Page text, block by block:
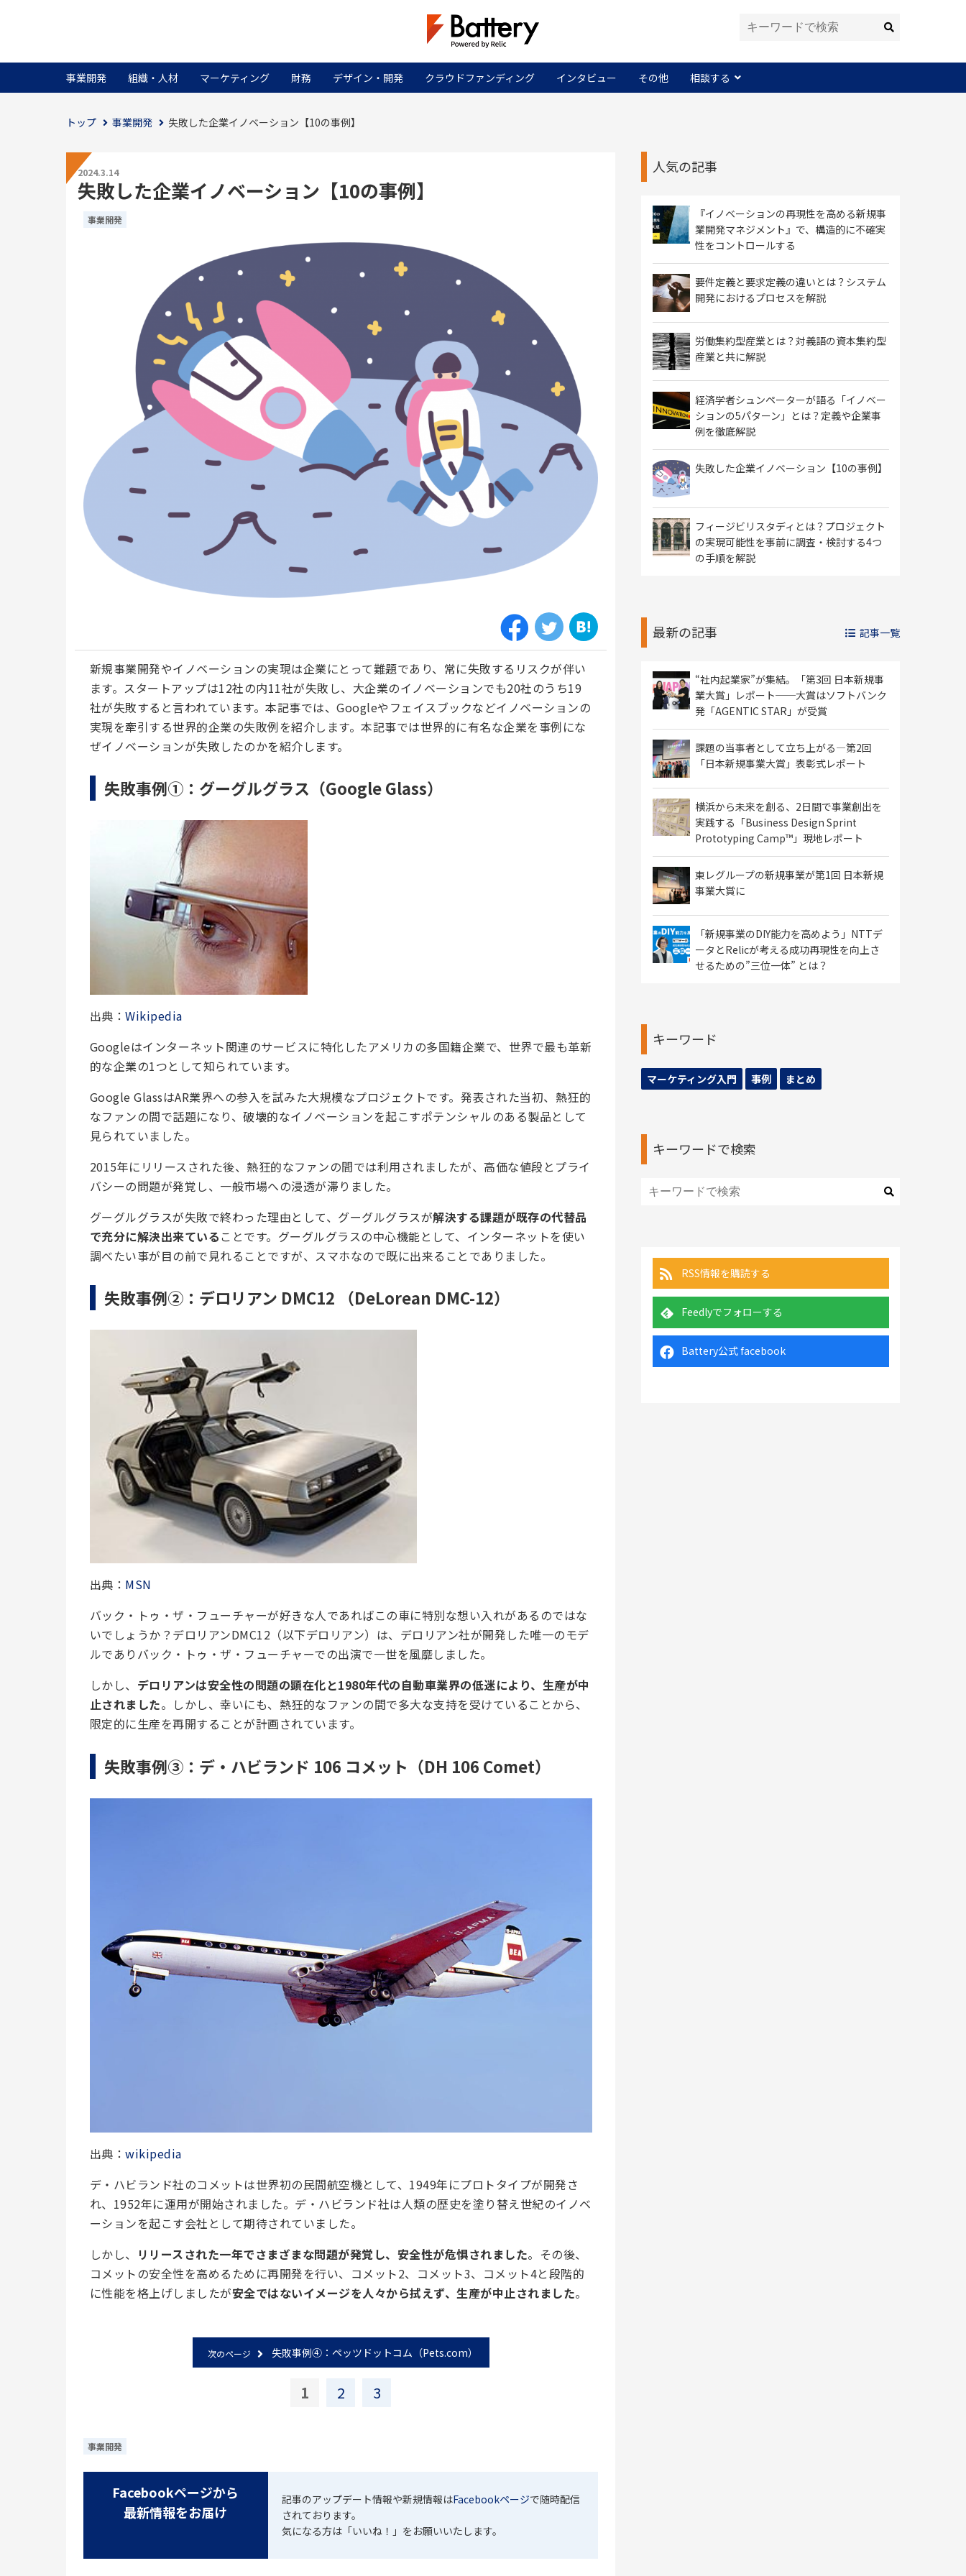
事業開発 組織・人材 マーケティング 財務 デザイン・開発 クラウドファンディング インタビュー その他 相談する
トップ 事業開発 失敗した企業イノベーション【10の事例】
2024.3.14
失敗した企業イノベーション【10の事例】
事業開発
新規事業開発やイノベーションの実現は企業にとって難題であり、常に失敗するリスクが伴い
ます。スタートアップは12社の内11社が失敗し、大企業のイノベーションでも20社のうち19
社が失敗すると言われています。本記事では、Googleやフェイスブックなどイノベーションの
実現を牽引する世界的企業の失敗例を紹介します。本記事では世界的に有名な企業を事例にな
ぜイノベーションが失敗したのかを紹介します。
失敗事例①：グーグルグラス（Google Glass）
出典：Wikipedia
Googleはインターネット関連のサービスに特化したアメリカの多国籍企業で、世界で最も革新
的な企業の1つとして知られています。
Google GlassはAR業界への参入を試みた大規模なプロジェクトです。発表された当初、熱狂的
なファンの間で話題になり、破壊的なイノベーションを起こすポテンシャルのある製品として
見られていました。
2015年にリリースされた後、熱狂的なファンの間では利用されましたが、高価な値段とプライ
バシーの問題が発覚し、一般市場への浸透が滞りました。
グーグルグラスが失敗で終わった理由として、グーグルグラスが解決する課題が既存の代替品
で充分に解決出来ている ことです。グーグルグラスの中心機能として、インターネットを使い
調べたい事が目の前で見れることですが、スマホなので既に出来ることでありました。
失敗事例②： デロリアン DMC12 （DeLorean DMC-12）
出典： MSN
バック・トゥ・ザ・フューチャーが好きな人であればこの車に特別な想い入れがあるのではな
いでしょうか？デロリアンDMC12（以下デロリアン）は、デロリアン社が開発した唯一のモデ
ルでありバック・トゥ・ザ・フューチャーでの出演で一世を風靡しました。
しかし、 デロリアンは安全性の問題の顕在化と1980年代の自動車業界の低迷により、生産が中
止されました。しかし、幸いにも、熱狂的なファンの間で多大な支持を受けていることから、
限定的に生産を再開することが計画されています。
失敗事例③： デ・ハビランド 106 コメット（DH 106 Comet）
出典：wikipedia
デ・ハビランド社のコメットは世界初の民間航空機として、1949年にプロトタイプが開発さ
れ、1952年に運用が開始されました。デ・ハビランド社は人類の歴史を塗り替え世紀のイノベ
ーションを起こす会社として期待されていました。
しかし、
リリースされた一年でさまざまな問題が発覚し、安全性が危惧されました。その後、
コメットの安全性を高めるために再開発を行い、コメット2、コメット3、コメット4と段階的
に性能を格上げしましたが安全ではないイメージを人々から拭えず、生産が中止されました。
次のページ 失敗事例④：ペッツドットコム（Pets.com）
1 2 3
事業開発
Facebookページから
最新情報をお届け
記事のアップデート情報や新規情報はFacebookページで随時配信
されております。
気になる方は「いいね！」をお願いいたします。
人気の記事
『イノベーションの再現性を高める新規事
業開発マネジメント』で、構造的に不確実
性をコントロールする
要件定義と要求定義の違いとは？システム
開発におけるプロセスを解説
労働集約型産業とは？対義語の資本集約型
産業と共に解説
経済学者シュンペーターが語る「イノベー
ションの5パターン」とは？定義や企業事
例を徹底解説
失敗した企業イノベーション【10の事例】
フィージビリスタディとは？プロジェクト
の実現可能性を事前に調査・検討する4つ
の手順を解説
最新の記事 記事一覧
“社内起業家”が集結。「第3回 日本新規事
業大賞」レポート──大賞はソフトバンク
発「AGENTIC STAR」が受賞
課題の当事者として立ち上がる―第2回
「日本新規事業大賞」表彰式レポート
横浜から未来を創る、2日間で事業創出を
実践する「Business Design Sprint
Prototyping Camp™」現地レポート
東レグループの新規事業が第1回 日本新規
事業大賞に
「新規事業のDIY能力を高めよう」NTTデ
ータとRelicが考える成功再現性を向上さ
せるための”三位一体” とは？
キーワード
マーケティング入門 事例 まとめ
キーワードで検索
RSS情報を購読する
Feedlyでフォローする
Battery公式 facebook